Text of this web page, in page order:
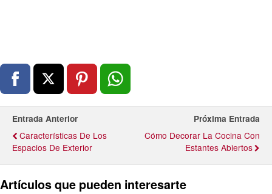
Entrada Anterior
Características De Los
Espacios De Exterior
Próxima Entrada
Cómo Decorar La Cocina Con
Estantes Abiertos
Artículos que pueden interesarte